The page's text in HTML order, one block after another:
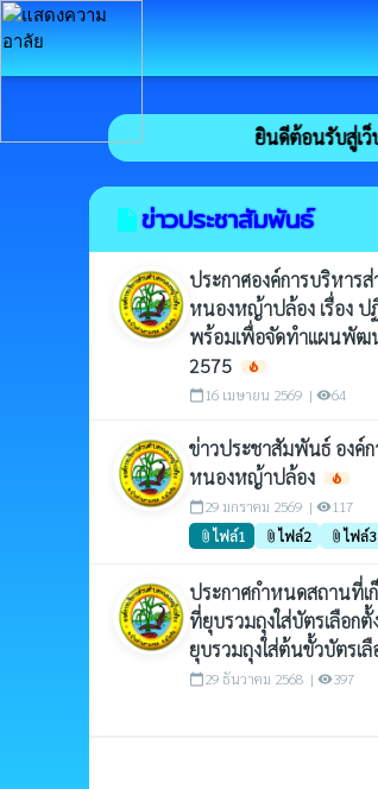
อำเภอบ้านด่านล
ยินดีต้อนรับสู่เว็บไซต์ของ
insert_drive_fileข่าวประชาสัมพันธ์
ประกาศองค์การบริหาร
หนองหญ้าปล้อง เรื่อง ป
พร้อมเพื่อจัดทำแผนพัฒ
2575
local_fire_department
calendar_today16 เมษายน 2569 | visibility64
ข่าวประชาสัมพันธ์ องค์
หนองหญ้าปล้อง
local_fire_department
calendar_today29 มกราคม 2569 | visibility117
attach_file ไฟล์1 attach_file ไฟล์2 attach_file ไฟล์3
ประกาศกำหนดสถานที่เ
ที่ยุบรวมถุงใส่บัตรเลือก
ยุบรวมถุงใส่ต้นขั้วบัตรเลื
calendar_today29 ธันวาคม 2568 | visibility397